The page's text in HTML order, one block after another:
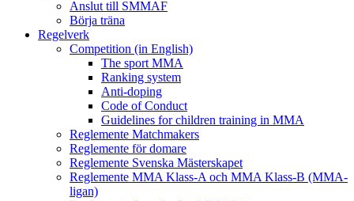
Anslut till SMMAF
Börja träna
Regelverk
Competition (in English)
The sport MMA
Ranking system
Anti-doping
Code of Conduct
Guidelines for children training in MMA
Reglemente Matchmakers
Reglemente för domare
Reglemente Svenska Mästerskapet
Reglemente MMA Klass-A och MMA Klass-B (MMA-
ligan)